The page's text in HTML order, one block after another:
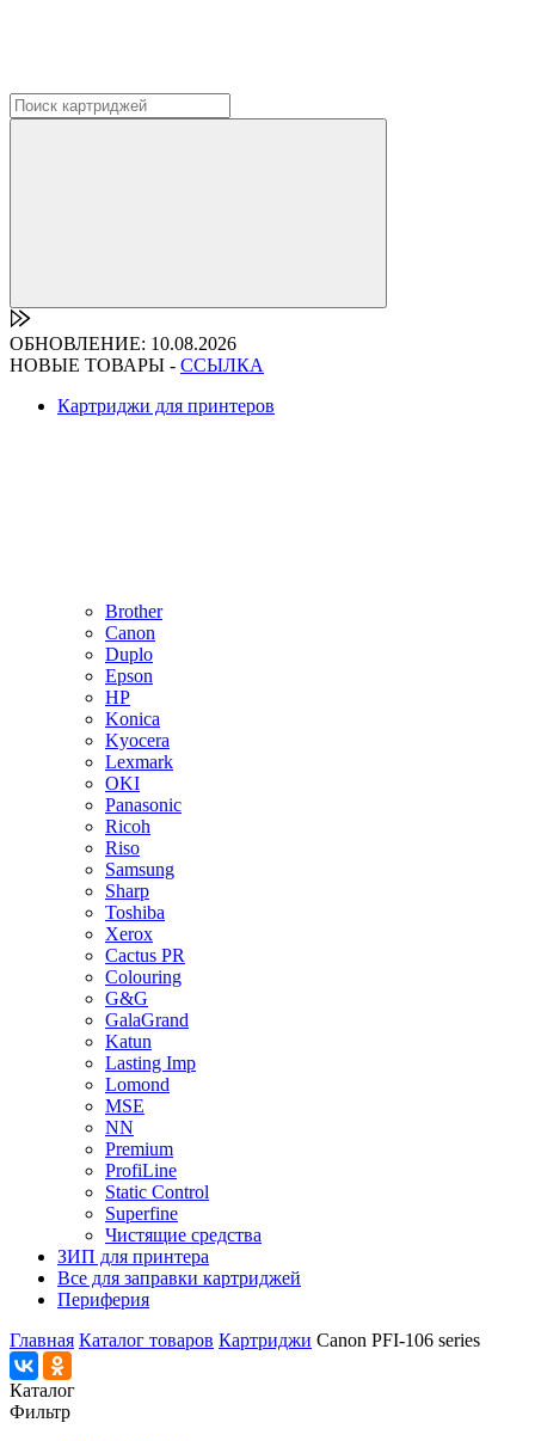
ОБНОВЛЕНИЕ: 10.08.2026
НОВЫЕ ТОВАРЫ - ССЫЛКА
Картриджи для принтеров
Brother
Canon
Duplo
Epson
HP
Konica
Kyocera
Lexmark
OKI
Panasonic
Ricoh
Riso
Samsung
Sharp
Toshiba
Xerox
Cactus PR
Colouring
G&G
GalaGrand
Katun
Lasting Imp
Lomond
MSE
NN
Premium
ProfiLine
Static Control
Superfine
Чистящие средства
ЗИП для принтера
Все для заправки картриджей
Периферия
Главная Каталог товаров Картриджи Canon PFI-106 series
Каталог
Фильтр